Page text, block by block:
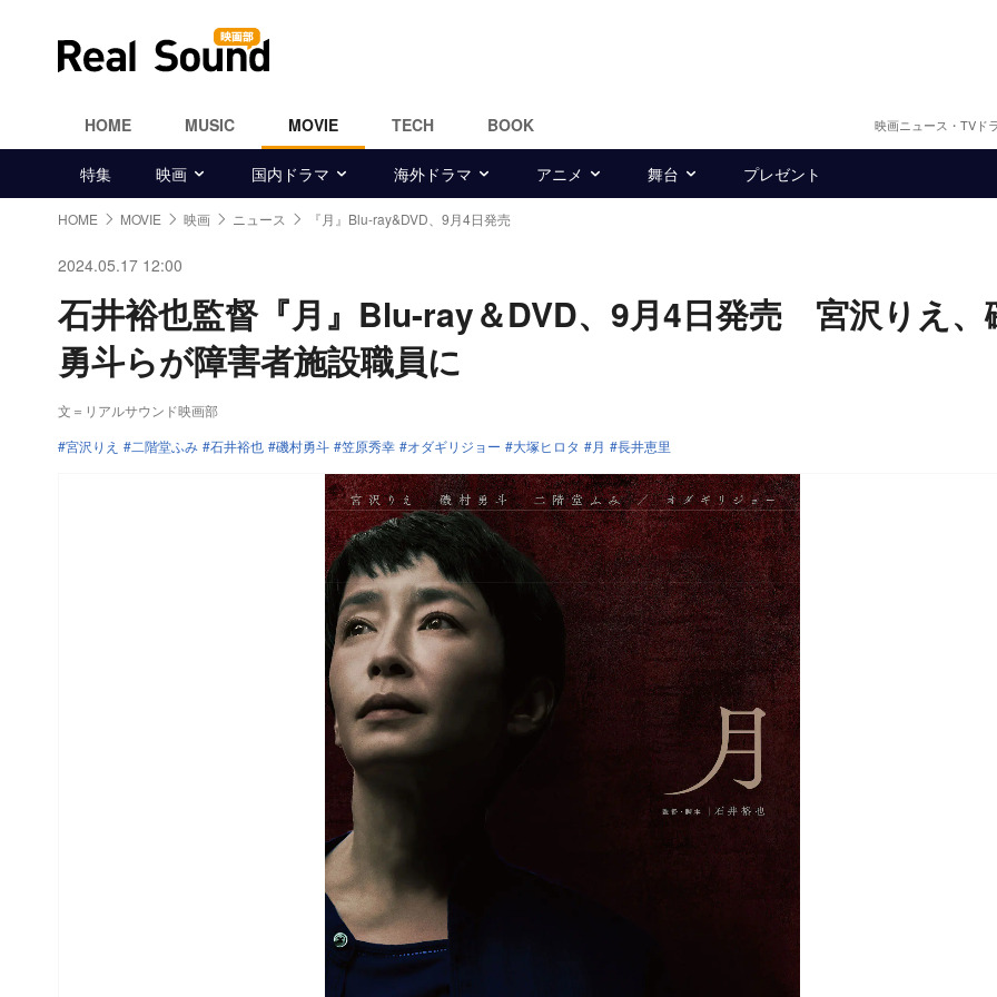
HOME MUSIC MOVIE TECH BOOK 映画ニュース・TVド
特集 映画 国内ドラマ 海外ドラマ アニメ 舞台 プレゼント
HOME MOVIE 映画 ニュース 『月』Blu-ray&DVD、9月4日発売
2024.05.17 12:00
石井裕也監督『月』Blu-ray＆DVD、9月4日発売 宮沢りえ、
勇斗らが障害者施設職員に
文＝リアルサウンド映画部
宮沢りえ
二階堂ふみ 石井裕也 磯村勇斗 笠原秀幸 オダギリジョー 大塚ヒロタ 月 長井恵里